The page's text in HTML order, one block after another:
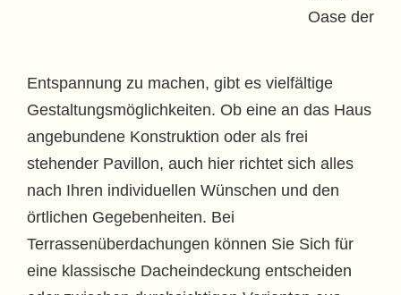
Oase der
Entspannung zu machen, gibt es vielfältige
Gestaltungsmöglichkeiten. Ob eine an das Haus
angebundene Konstruktion oder als frei
stehender Pavillon, auch hier richtet sich alles
nach Ihren individuellen Wünschen und den
örtlichen Gegebenheiten. Bei
Terrassenüberdachungen können Sie Sich für
eine klassische Dacheindeckung entscheiden